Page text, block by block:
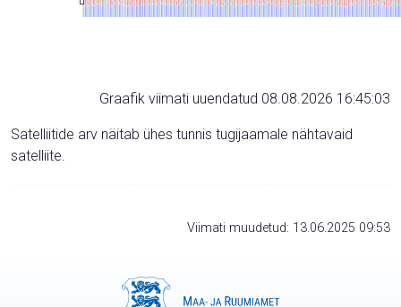
Graafik viimati uuendatud 08.08.2026 16:45:03
Satelliitide arv näitab ühes tunnis tugijaamale nähtavaid
satelliite.
Viimati muudetud: 13.06.2025 09:53